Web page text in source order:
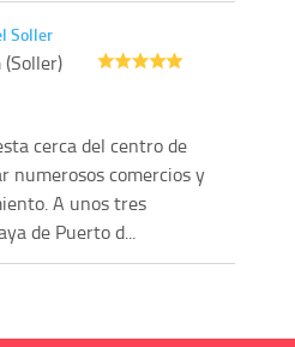
Soller
(Soller)
cerca del centro de
numerosos comercios y
A unos tres
de Puerto d...